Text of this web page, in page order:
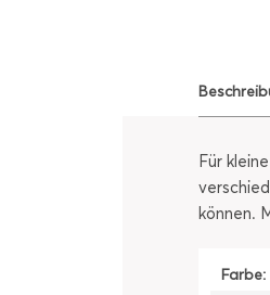
Für
können.
Farbe: